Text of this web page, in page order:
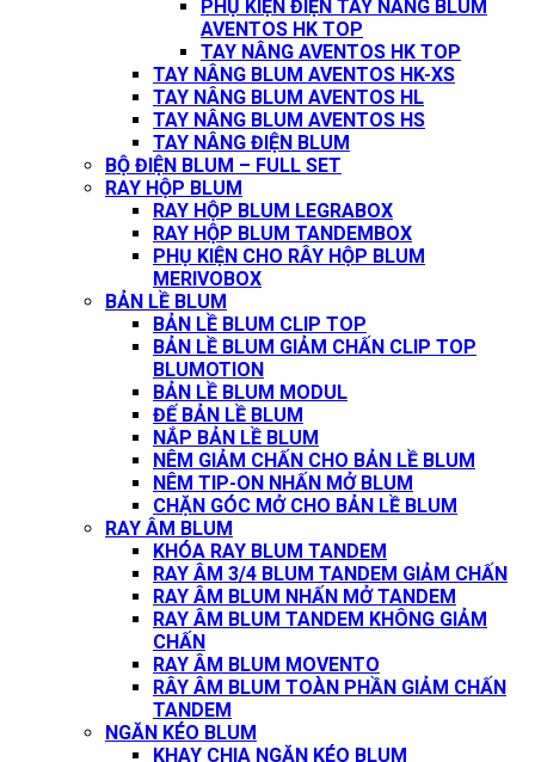
PHỤ KIỆN ĐIỆN TAY NÂNG BLUM
AVENTOS HK TOP
TAY NÂNG AVENTOS HK TOP
TAY NÂNG BLUM AVENTOS HK-XS
TAY NÂNG BLUM AVENTOS HL
TAY NÂNG BLUM AVENTOS HS
TAY NÂNG ĐIỆN BLUM
BỘ ĐIỆN BLUM – FULL SET
RAY HỘP BLUM
RAY HỘP BLUM LEGRABOX
RAY HỘP BLUM TANDEMBOX
PHỤ KIỆN CHO RÂY HỘP BLUM
MERIVOBOX
BẢN LỀ BLUM
BẢN LỀ BLUM CLIP TOP
BẢN LỀ BLUM GIẢM CHẤN CLIP TOP
BLUMOTION
BẢN LỀ BLUM MODUL
ĐẾ BẢN LỀ BLUM
NẮP BẢN LỀ BLUM
NÊM GIẢM CHẤN CHO BẢN LỀ BLUM
NÊM TIP-ON NHẤN MỞ BLUM
CHẶN GÓC MỞ CHO BẢN LỀ BLUM
RAY ÂM BLUM
KHÓA RAY BLUM TANDEM
RAY ÂM 3/4 BLUM TANDEM GIẢM CHẤN
RAY ÂM BLUM NHẤN MỞ TANDEM
RAY ÂM BLUM TANDEM KHÔNG GIẢM
CHẤN
RAY ÂM BLUM MOVENTO
RÂY ÂM BLUM TOÀN PHẦN GIẢM CHẤN
TANDEM
NGĂN KÉO BLUM
KHAY CHIA NGĂN KÉO BLUM